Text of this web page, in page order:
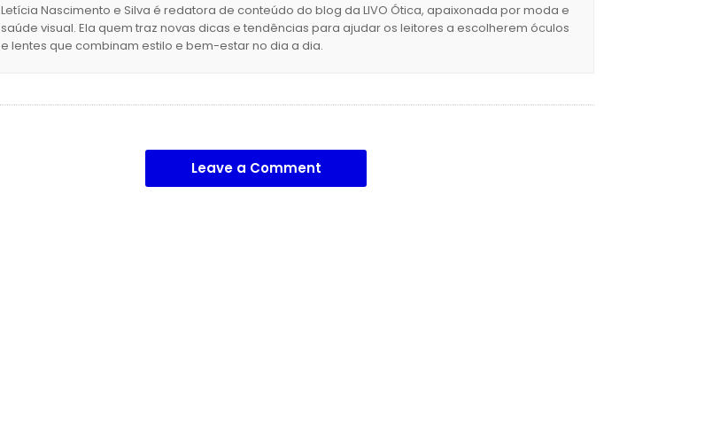
Letícia Nascimento e Silva é redatora de conteúdo do blog da LIVO Ótica, apaixonada por moda e
saúde visual. Ela quem traz novas dicas e tendências para ajudar os leitores a escolherem óculos
e lentes que combinam estilo e bem-estar no dia a dia.
Leave a Comment